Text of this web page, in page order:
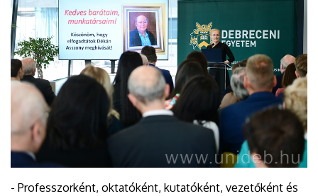
- Professzorként, oktatóként, kutatóként, vezetőként és